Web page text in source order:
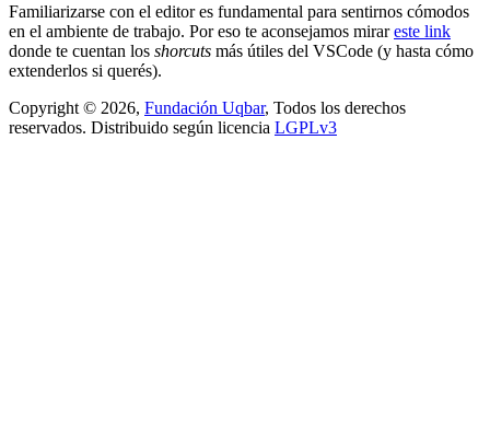
Familiarizarse con el editor es fundamental para sentirnos cómodos
en el ambiente de trabajo. Por eso te aconsejamos mirareste link
donde te cuentan los shorcuts más útiles del VSCode (y hasta cómo
extenderlos si querés).
Copyright © 2026, Fundación Uqbar, Todos los derechos
reservados. Distribuido según licencia LGPLv3